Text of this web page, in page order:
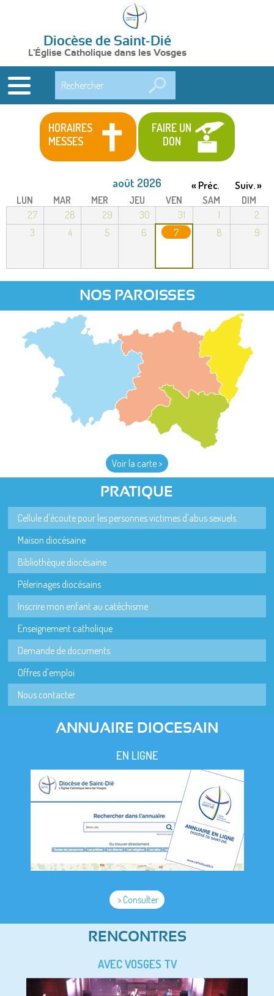
Diocèse de Saint-Dié
L'Église Catholique dans les Vosges
HORAIRES
MESSES
FAIRE UN
DON
août 2026 « Préc. Suiv. »
LUN MAR MER JEU VEN SAM
DIM
27
28 29 30 31 1
2
3
4 5 6 7 8 9
NOS PAROISSES
Voir la carte >
PRATIQUE
Cellule d'écoute pour les personnes victimes d'abus sexuels
Maison diocésaine
Bibliothèque diocésaine
Pèlerinages diocésains
Inscrire mon enfant au catéchisme
Enseignement catholique
Demande de documents
Offres d'emploi
Nous contacter
ANNUAIRE DIOCESAIN
EN LIGNE
> Consulter
RENCONTRES
AVEC VOSGES TV